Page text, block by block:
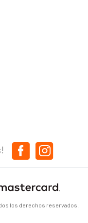
los derechos reservados.